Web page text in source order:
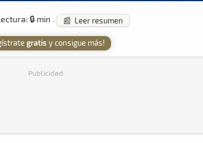
🔒 min · 📰 Leer resumen
gratis y consigue más!
Publicidad